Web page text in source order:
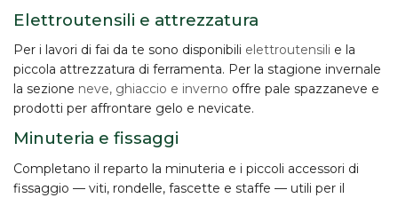
Elettroutensili e attrezzatura
Per i lavori di fai da te sono disponibili elettroutensili e la
piccola attrezzatura di ferramenta. Per la stagione invernale
la sezione neve, ghiaccio e inverno offre pale spazzaneve e
prodotti per affrontare gelo e nevicate.
Minuteria e fissaggi
Completano il reparto la minuteria e i piccoli accessori di
fissaggio — viti, rondelle, fascette e staffe — utili per il